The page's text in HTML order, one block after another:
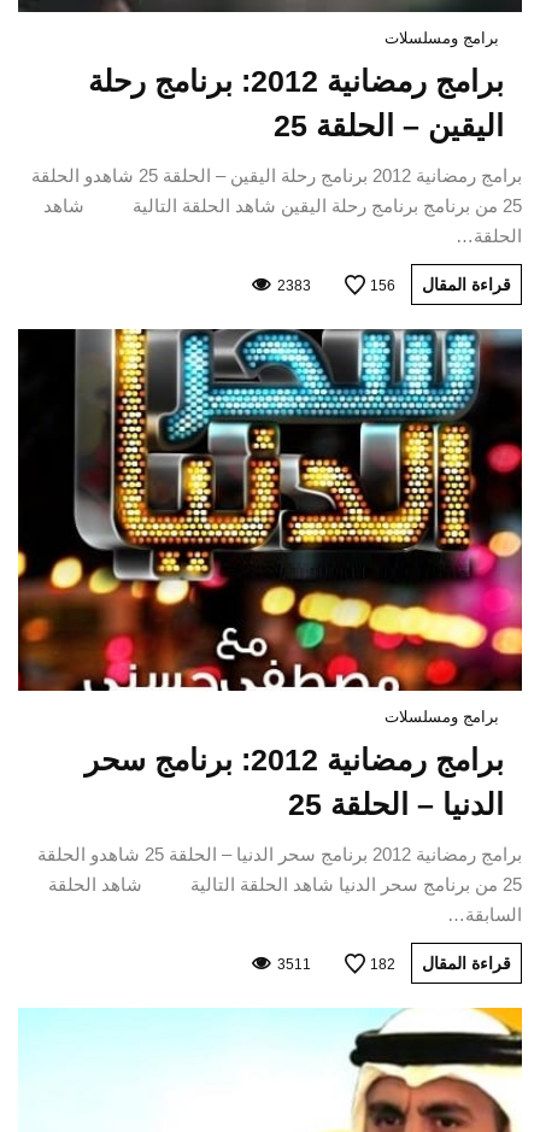
برامج ومسلسلات
برامج رمضانية 2012: برنامج رحلة
اليقين – الحلقة 25
برامج رمضانية 2012 برنامج رحلة اليقين – الحلقة 25 شاهدو الحلقة
25 من برنامج برنامج رحلة اليقين شاهد الحلقة التالية شاهد
الحلقة…
قراءة المقال 156
2383
برامج ومسلسلات
برامج رمضانية 2012: برنامج سحر
الدنيا – الحلقة 25
برامج رمضانية 2012 برنامج سحر الدنيا – الحلقة 25 شاهدو الحلقة
25 من برنامج سحر الدنيا شاهد الحلقة التالية شاهد الحلقة
السابقة…
قراءة المقال 182
3511